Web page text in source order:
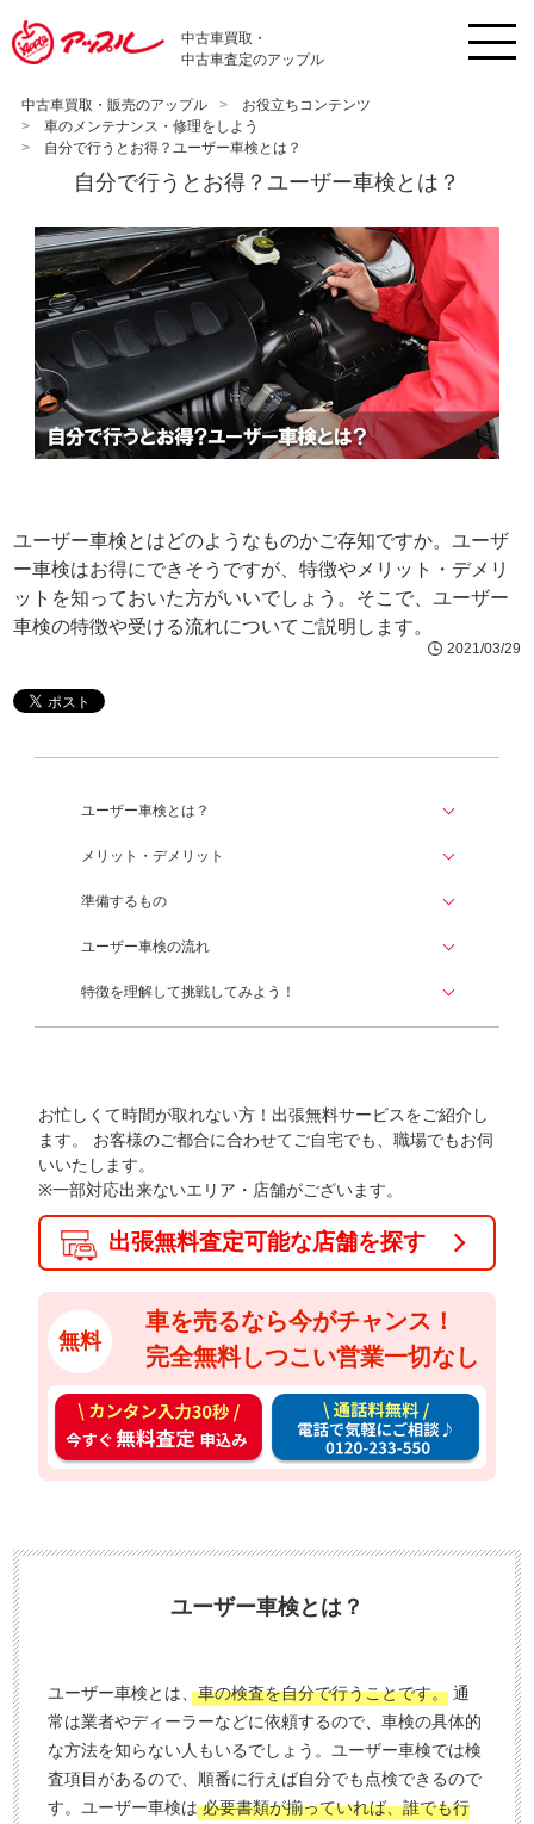
中古車買取・
中古車査定のアップル
中古車買取・販売のアップル
お役立ちコンテンツ
車のメンテナンス・修理をしよう
自分で行うとお得？ユーザー車検とは？
自分で行うとお得？ユーザー車検とは？
ユーザー車検とはどのようなものかご存知ですか。ユーザ
ー車検はお得にできそうですが、特徴やメリット・デメリ
ットを知っておいた方がいいでしょう。そこで、ユーザー
車検の特徴や受ける流れについてご説明します。
2021/03/29
ユーザー車検とは？
メリット・デメリット
準備するもの
ユーザー車検の流れ
特徴を理解して挑戦してみよう！
お忙しくて時間が取れない方！出張無料サービスをご紹介し
ます。
お客様のご都合に合わせてご自宅でも、職場でもお伺
いいたします。
※一部対応出来ないエリア・店舗がございます。
出張無料査定可能な店舗を探す
無料
車を売るなら今がチャンス！
完全無料しつこい営業一切なし
カ
ン
タ
力
今
す
ぐ
無
料
通
料
お
電
話
気
軽
に
ご
相
ユーザー車検とは？
ユーザー車検とは、車の検査を自分で行うことです。 通
常は業者やディーラーなどに依頼するので、車検の具体的
な方法を知らない人もいるでしょう。ユーザー車検では検
査項目があるので、順番に行えば自分でも点検できるので
す。ユーザー車検は必要書類が揃っていれば、誰でも行